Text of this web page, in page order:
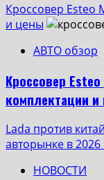
Кроссовер Esteo
и цены
АВТО обзор
Кроссовер
комплектации
Lada против
авторынке в 2026
НОВОСТИ